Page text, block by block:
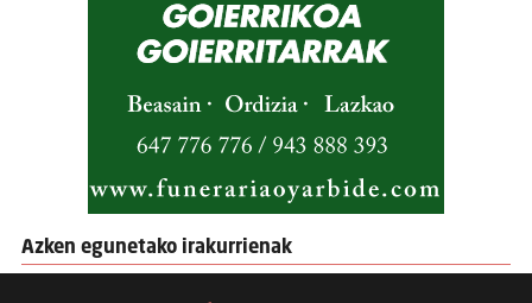
Azken egunetako irakurrienak